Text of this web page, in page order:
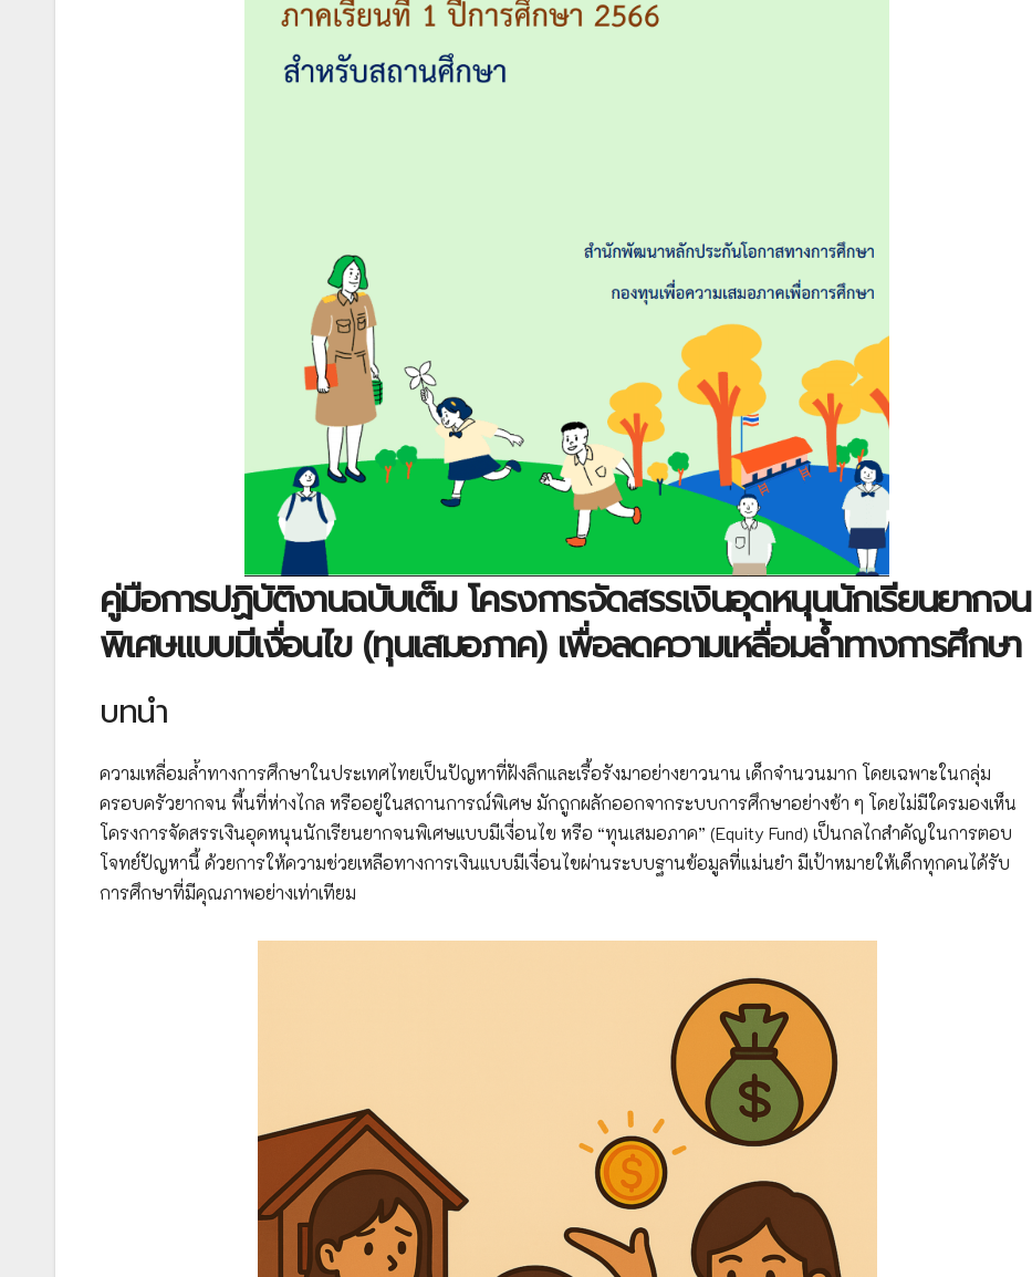
คู่มือการปฏิบัติงานฉบับเต็ม โครงการจัดสรรเงินอุดหนุนนักเรียนยากจน
พิเศษแบบมีเงื่อนไข (ทุนเสมอภาค) เพื่อลดความเหลื่อมล้ำทางการศึกษา
บทนำ
ความเหลื่อมล้ำทางการศึกษาในประเทศไทยเป็นปัญหาที่ฝังลึกและเรื้อรังมาอย่างยาวนาน เด็กจำนวนมาก โดยเฉพาะในกลุ่ม
ครอบครัวยากจน พื้นที่ห่างไกล หรืออยู่ในสถานการณ์พิเศษ มักถูกผลักออกจากระบบการศึกษาอย่างช้า ๆ โดยไม่มีใครมองเห็น
โครงการจัดสรรเงินอุดหนุนนักเรียนยากจนพิเศษแบบมีเงื่อนไข หรือ “ทุนเสมอภาค” (Equity Fund) เป็นกลไกสำคัญในการตอบ
โจทย์ปัญหานี้ ด้วยการให้ความช่วยเหลือทางการเงินแบบมีเงื่อนไขผ่านระบบฐานข้อมูลที่แม่นยำ มีเป้าหมายให้เด็กทุกคนได้รับ
การศึกษาที่มีคุณภาพอย่างเท่าเทียม